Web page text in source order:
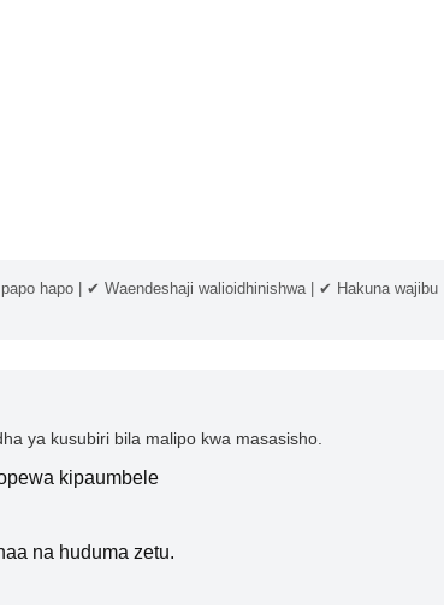
hapo | ✔ Waendeshaji walioidhinishwa | ✔ Hakuna wajibu
ya kusubiri bila malipo kwa masasisho.
kipaumbele
na huduma zetu.